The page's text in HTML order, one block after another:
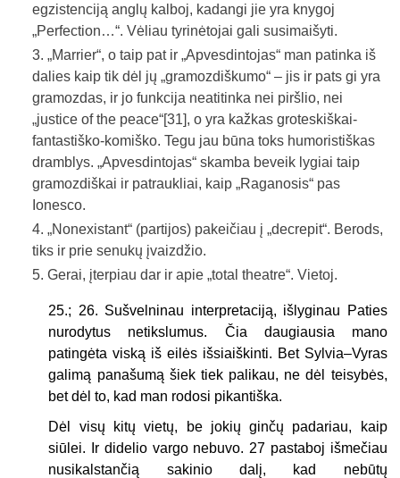
egzistenciją anglų kalboj, kadangi jie yra knygoj
„Perfection…“. Vėliau tyrinėtojai gali susimaišyti.
„Marrier“, o taip pat ir „Apvesdintojas“ man patinka iš
dalies kaip tik dėl jų „gramozdiškumo“ – jis ir pats gi yra
gramozdas, ir jo funkcija neatitinka nei piršlio, nei
„justice of the peace“[31], o yra kažkas groteskiškai-
fantastiško-komiško. Tegu jau būna toks humoristiškas
dramblys. „Apvesdintojas“ skamba beveik lygiai taip
gramozdiškai ir patraukliai, kaip „Raganosis“ pas
Ionesco.
„Nonexistant“ (partijos) pakeičiau į „decrepit“. Berods,
tiks ir prie senukų įvaizdžio.
Gerai, įterpiau dar ir apie „total theatre“. Vietoj.
25.; 26. Sušvelninau interpretaciją, išlyginau Paties
nurodytus netikslumus. Čia daugiausia mano
patingėta viską iš eilės išsiaiškinti. Bet Sylvia–Vyras
galimą panašumą šiek tiek palikau, ne dėl teisybės,
bet dėl to, kad man rodosi pikantiška.
Dėl visų kitų vietų, be jokių ginčų padariau, kaip
siūlei. Ir didelio vargo nebuvo. 27 pastaboj išmečiau
nusikalstančią sakinio dalį, kad nebūtų